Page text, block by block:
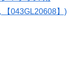
【043GL20608】)